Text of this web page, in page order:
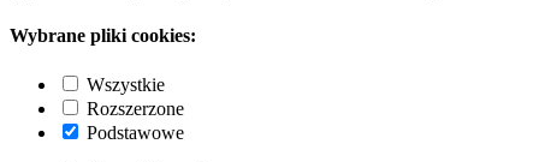
Wybrane pliki cookies:
Wszystkie
Rozszerzone
Podstawowe